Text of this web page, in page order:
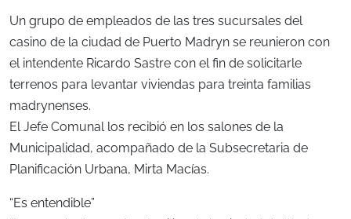
Un grupo de empleados de las tres sucursales del
casino de la ciudad de Puerto Madryn se reunieron con
el intendente Ricardo Sastre con el fin de solicitarle
terrenos para levantar viviendas para treinta familias
madrynenses.
El Jefe Comunal los recibió en los salones de la
Municipalidad, acompañado de la Subsecretaria de
Planificación Urbana, Mirta Macías.
“Es entendible”